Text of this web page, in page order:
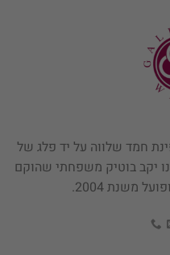
חמד שלווה על יד פלג של
יקב בוטיק משפחתי שהוקם
משנת 2004.